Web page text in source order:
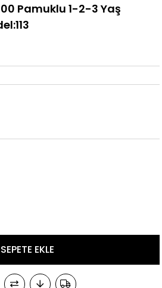
Pamuklu 1-2-3 Yaş